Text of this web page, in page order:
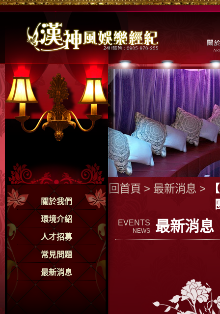
關於我們
環境介紹
人才招募
常見問題
最新消息
回首頁 > 最新消息 >
EVENTS
NEWS 最新消息